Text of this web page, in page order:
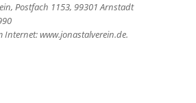
Postfach 1153, 99301 Arnstadt
Internet: www.jonastalverein.de.